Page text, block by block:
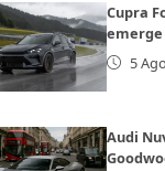
Cupra
5
Audi